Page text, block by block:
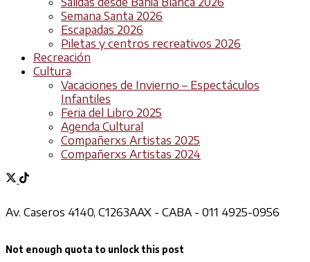
Semana Santa 2026
Escapadas 2026
Piletas y centros recreativos 2026
Recreación
Cultura
Vacaciones de Invierno – Espectáculos
Infantiles
Feria del Libro 2025
Agenda Cultural
Compañerxs Artistas 2025
Compañerxs Artistas 2024
Av. Caseros 4140, C1263AAX - CABA - 011 4925-0956
Not enough quota to unlock this post